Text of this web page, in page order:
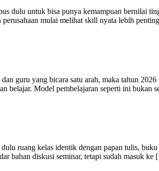
dulu untuk bisa punya kemampuan bernilai
mulai melihat skill nyata lebih
guru yang bicara satu arah, maka tahun 2026
belajar. Model pembelajaran seperti ini bukan
ruang kelas identik dengan papan tulis,
bahan diskusi seminar, tetapi sudah masuk